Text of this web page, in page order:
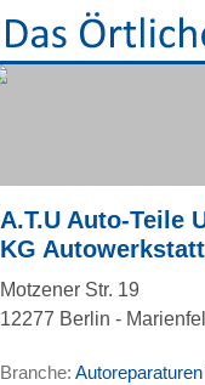
A.T.U Auto-Teile
KG Autowerkstatt
Motzener Str. 19
12277 Berlin -
Branche: